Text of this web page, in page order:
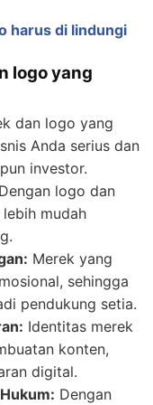
harus di lindungi
logo yang
dan logo yang
Anda serius dan
investor.
Dengan logo dan
mudah
Merek yang
sehingga
pendukung setia.
Identitas merek
konten,
digital.
Dengan